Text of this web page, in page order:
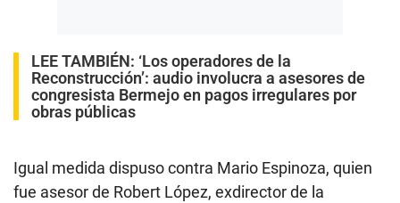
LEE TAMBIÉN: ‘Los operadores de la
Reconstrucción’: audio involucra a asesores de
congresista Bermejo en pagos irregulares por
obras públicas
Igual medida dispuso contra Mario Espinoza, quien
fue asesor de Robert López, exdirector de la